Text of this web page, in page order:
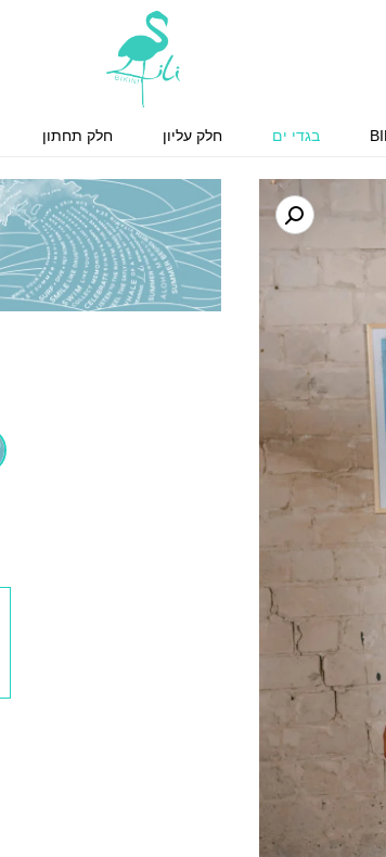
בגדי ים חלק עליון חלק תחתון